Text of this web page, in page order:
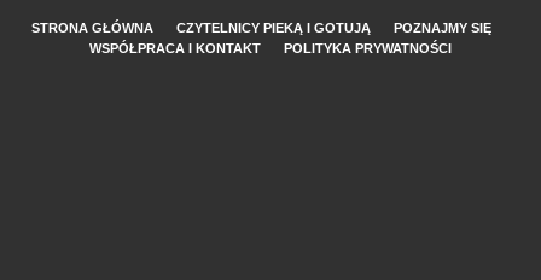
STRONA GŁÓWNA CZYTELNICY PIEKĄ I GOTUJĄ
POZNAJMY SIĘ
WSPÓŁPRACA I KONTAKT
POLITYKA PRYWATNOŚCI